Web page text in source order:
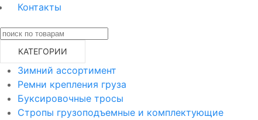
Контакты
КАТЕГОРИИ
Зимний ассортимент
Ремни крепления груза
Буксировочные тросы
Стропы грузоподъемные и комплектующие